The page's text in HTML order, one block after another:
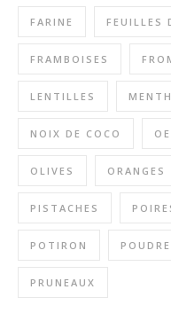
FARINE FEUILLES
FRAMBOISES
LENTILLES
NOIX DE COCO
OLIVES ORANGES
PISTACHES
POTIRON
PRUNEAUX